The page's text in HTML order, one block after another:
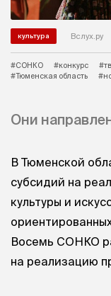
культура Вслух.ру
#СОНКО #конкурс
#Тюменская область
Они
В Тюменской
субсидий на
культуры и
Восемь СОНКО
на реализацию